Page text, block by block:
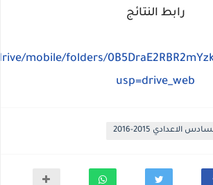
رابط النتائج
mobile/folders/
usp=drive_web
الاعدادي 2015-2016